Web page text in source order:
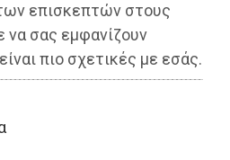
επισκεπτών στους
να σας εμφανίζουν
πιο σχετικές με εσάς.